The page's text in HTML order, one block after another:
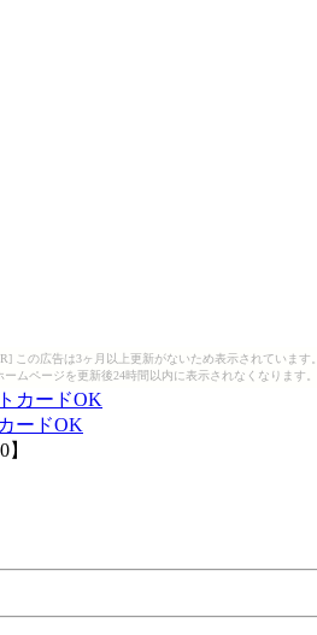
この広告は3ヶ月以上更新がないため表示されています。
ームページを更新後24時間以内に表示されなくなります。
ードOK